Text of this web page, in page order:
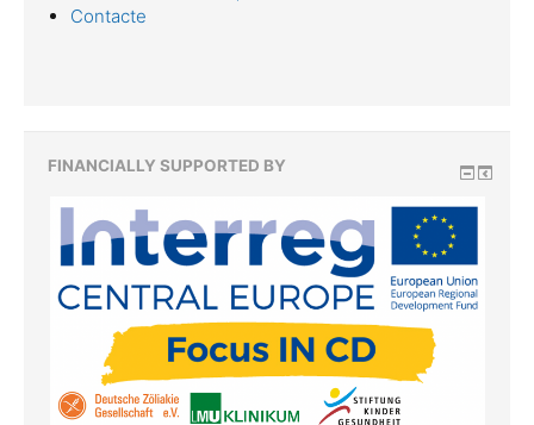
Contacte
FINANCIALLY SUPPORTED BY